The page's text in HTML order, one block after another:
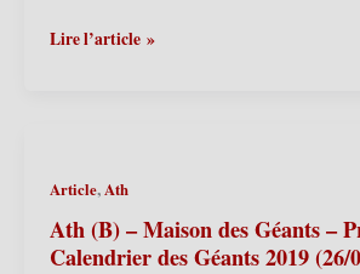
2022
Ath
–
Présentation
du
Lire l’article »
Article,Ath
Ath (B) – Maison des Géants –
Calendrier des Géants 2019 (26/